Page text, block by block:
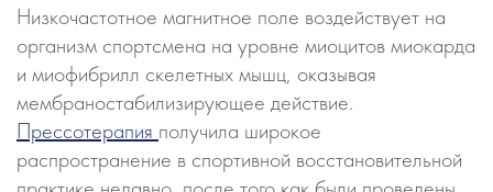
Низкочастотное магнитное поле воздействует на
организм спортсмена на уровне миоцитов миокарда
и миофибрилл скелетных мышц, оказывая
мембраностабилизирующее действие.
Прессотерапия получила широкое
распространение в спортивной восстановительной